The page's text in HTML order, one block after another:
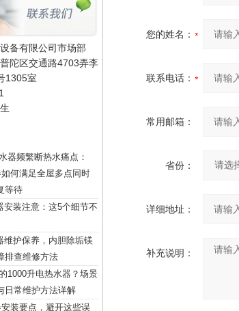
备有限公司市场部
陀区交通路4703弄李
1305室
器频繁断热水痛点：
何满足全屋多点同时
等待
安装注意：这5个细节不
维护保养，内胆除垢镁
排查维修方法
1000升电热水器？场景
日常维护方法详解
装要点，避开这些误
您的姓名：
联系电话：
常用邮箱：
省份：
详细地址：
补充说明：